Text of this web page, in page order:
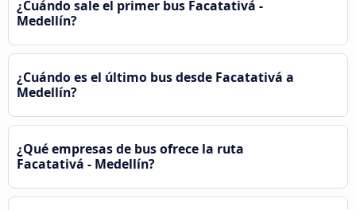
¿Cuándo sale el primer bus Facatativá -
Medellín?
¿Cuándo es el último bus desde Facatativá a
Medellín?
¿Qué empresas de bus ofrece la ruta
Facatativá - Medellín?